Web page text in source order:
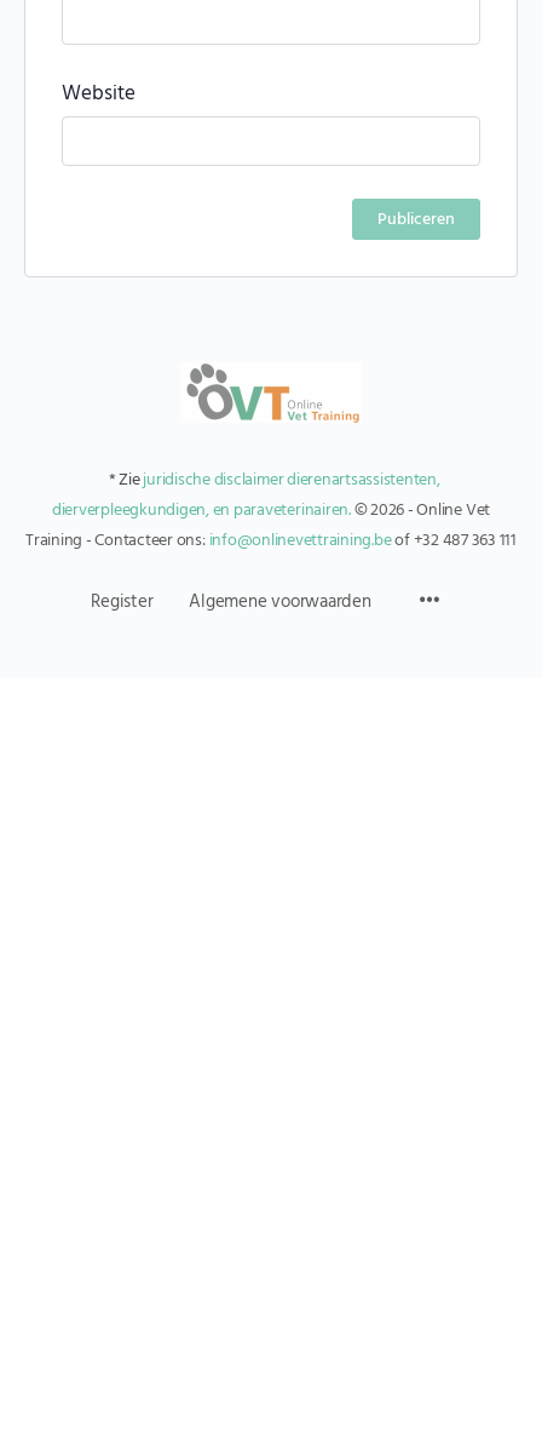
Website
* Ziejuridische disclaimer dierenartsassistenten,
dierverpleegkundigen, en paraveterinairen.© 2026 - Online Vet
Training - Contacteer ons:info@onlinevettraining.beof +32 487 363 111
Register Algemene voorwaarden